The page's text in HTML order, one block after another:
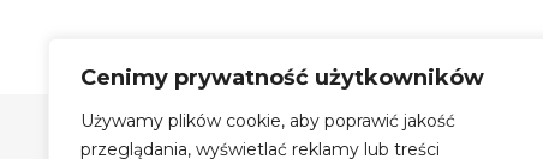
Cenimy prywatność użytkowników
Używamy plików cookie, aby poprawić jakość
przeglądania, wyświetlać reklamy lub treści
Szyby Autobusowe Bis Sp.